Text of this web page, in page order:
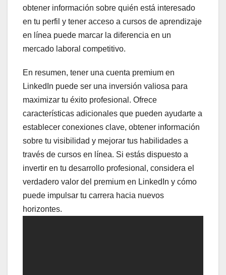
obtener información sobre quién está interesado
en tu perfil y tener acceso a cursos de aprendizaje
en línea puede marcar la diferencia en un
mercado laboral competitivo.
En resumen, tener una cuenta premium en
LinkedIn puede ser una inversión valiosa para
maximizar tu éxito profesional. Ofrece
características adicionales que pueden ayudarte a
establecer conexiones clave, obtener información
sobre tu visibilidad y mejorar tus habilidades a
través de cursos en línea. Si estás dispuesto a
invertir en tu desarrollo profesional, considera el
verdadero valor del premium en LinkedIn y cómo
puede impulsar tu carrera hacia nuevos
horizontes.